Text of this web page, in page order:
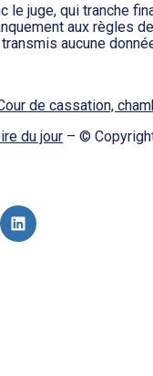
le juge, qui tranche
aux règles
transmis aucune
de cassation,
du jour – ©
LinkedIn